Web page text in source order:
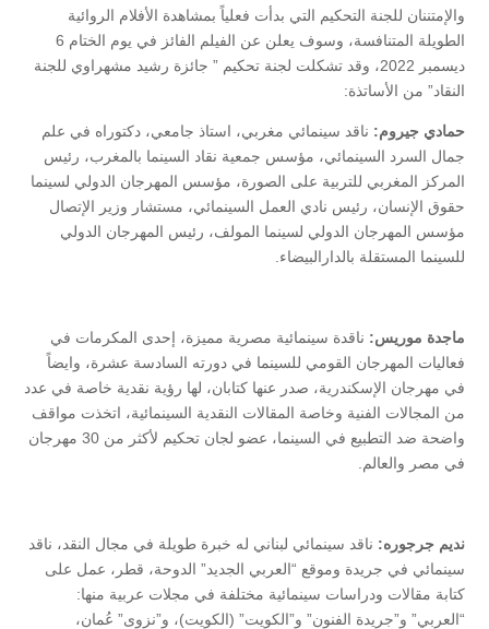
والإمتننان للجنة التحكيم التي بدأت فعلياً بمشاهدة الأفلام الروائية
الطويلة المتنافسة، وسوف يعلن عن الفيلم الفائز في يوم الختام 6
ديسمبر 2022، وقد تشكلت لجنة تحكيم ” جائزة رشيد مشهراوي للجنة
النقاد” من الأساتذة:
حمادي جيروم: ناقد سينمائي مغربي، استاذ جامعي، دكتوراه في علم
جمال السرد السينمائي، مؤسس جمعية نقاد السينما بالمغرب، رئيس
المركز المغربي للتربية على الصورة، مؤسس المهرجان الدولي لسينما
حقوق الإنسان، رئيس نادي العمل السينمائي، مستشار وزير الإتصال
مؤسس المهرجان الدولي لسينما المولف، رئيس المهرجان الدولي
للسينما المستقلة بالدارالبيضاء.
ماجدة موريس: ناقدة سينمائية مصرية مميزة، إحدى المكرمات في
فعاليات المهرجان القومي للسينما في دورته السادسة عشرة، وايضاً
في مهرجان الإسكندرية، صدر عنها كتابان، لها رؤية نقدية خاصة في عدد
من المجالات الفنية وخاصة المقالات النقدية السينمائية، اتخذت مواقف
واضحة ضد التطبيع في السينما، عضو لجان تحكيم لأكثر من 30 مهرجان
في مصر والعالم.
نديم جرجوره: ناقد سينمائي لبناني له خبرة طويلة في مجال النقد، ناقد
سينمائي في جريدة وموقع “العربي الجديد” الدوحة، قطر، عمل على
كتابة مقالات ودراسات سينمائية مختلفة في مجلات عربية منها:
“العربي” و”جريدة الفنون” و”الكويت” (الكويت)، و”نزوى” عُمان،